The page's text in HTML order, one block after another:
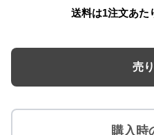
送料は1注文あた
売
購入時